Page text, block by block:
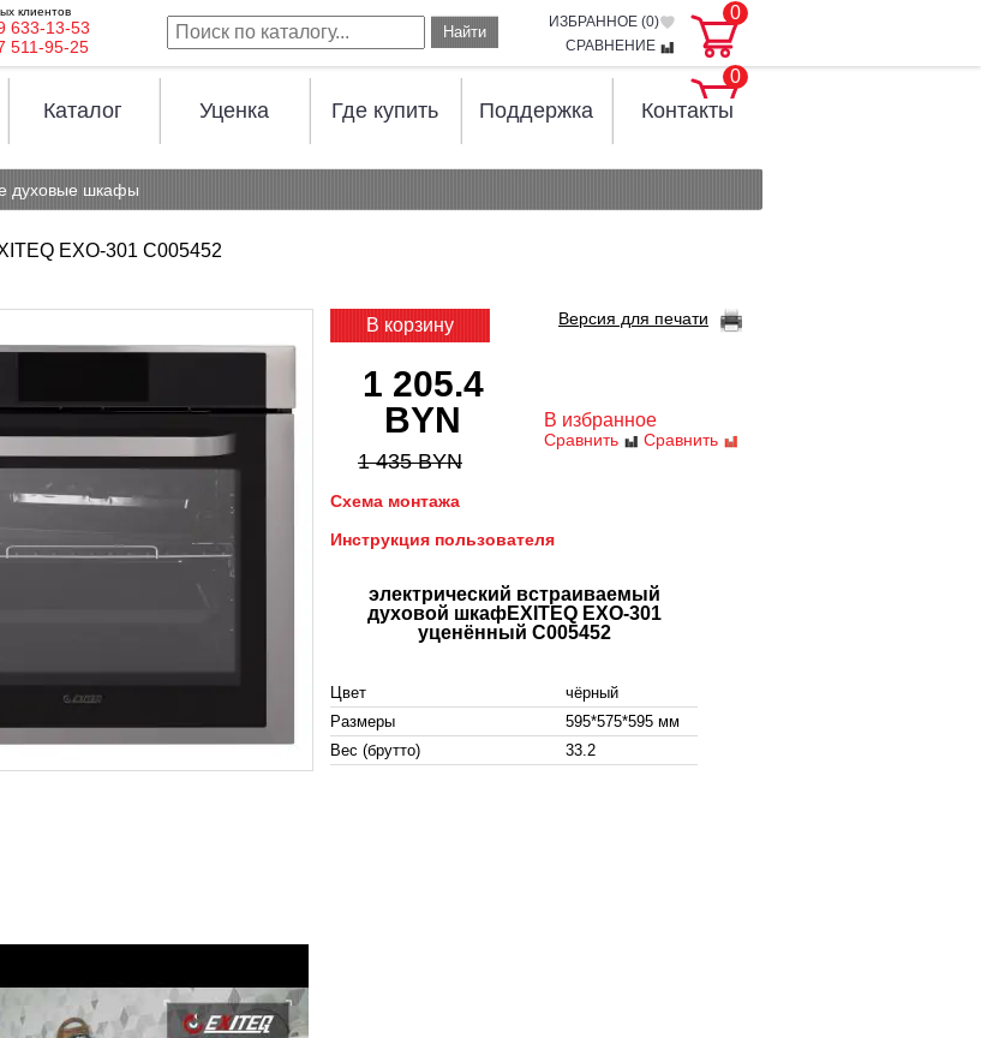
клиентов
633-13-53
511-95-25
Найти
ИЗБРАННОЕ (0)
СРАВНЕНИЕ
0
0
Каталог Уценка Где купить Поддержка Контакты
духовые шкафы
EXO-301 C005452
В избранное
Сравнить Сравнить
В корзину
1 205.4
BYN
1 435 BYN
Версия для печати
Схема монтажа
Инструкция пользователя
электрический встраиваемый
духовой шкафEXITEQ EXO-301
уценённый C005452
Цвет
чёрный
Размеры
595*575*595 мм
Вес (брутто)
33.2